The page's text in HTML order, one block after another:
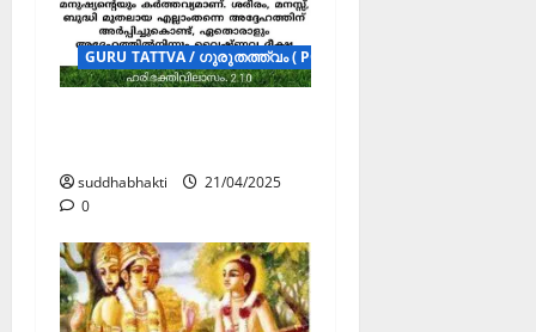
GURU TATTVA / ഗുരുതത്ത്വം ( POSTERS )
suddhabhakti
21/04/2025
0